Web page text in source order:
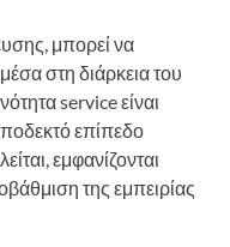
μπορεί να
στη διάρκεια του
service είναι
επίπεδο
εμφανίζονται
της εμπειρίας